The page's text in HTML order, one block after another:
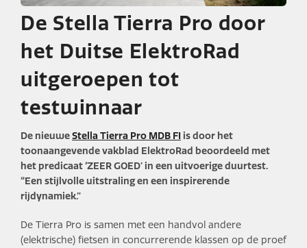
De Stella Tierra Pro door
het Duitse ElektroRad
uitgeroepen tot
testwinnaar
De nieuweStella Tierra Pro MDB FI is door het
toonaangevende vakblad ElektroRad beoordeeld met
het predicaat ‘ZEER GOED’ in een uitvoerige duurtest.
“Een stijlvolle uitstraling en een inspirerende
rijdynamiek.”
De Tierra Pro is samen met een handvol andere
(elektrische) fietsen in concurrerende klassen op de proef